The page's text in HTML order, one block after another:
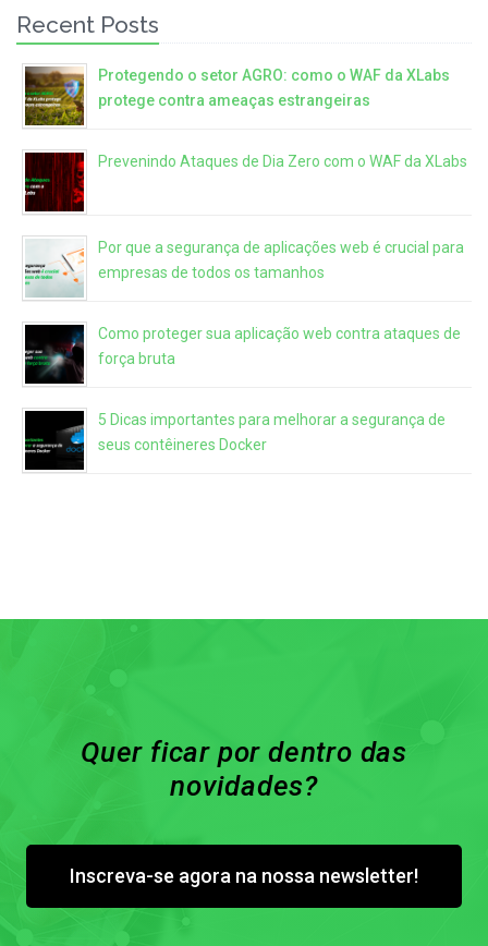
Recent Posts
Protegendo o setor AGRO: como o WAF da XLabs
protege contra ameaças estrangeiras
Prevenindo Ataques de Dia Zero com o WAF da XLabs
Por que a segurança de aplicações web é crucial para
empresas de todos os tamanhos
Como proteger sua aplicação web contra ataques de
força bruta
5 Dicas importantes para melhorar a segurança de
seus contêineres Docker
Quer ficar por dentro das
novidades?
Inscreva-se agora na nossa newsletter!